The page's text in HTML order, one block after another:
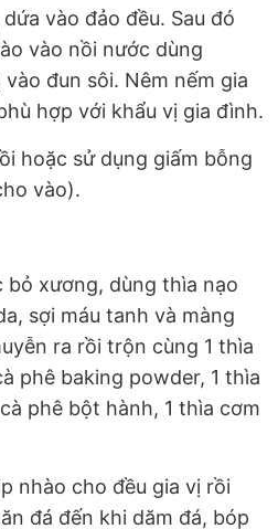
vào đảo đều. Sau đó
vào nồi nước dùng
đun sôi. Nêm nếm gia
hợp với khẩu vị gia đình.
hoặc sử dụng giấm bỗng
vào).
bỏ xương, dùng thìa nạo
sợi máu tanh và màng
ra rồi trộn cùng 1 thìa
phê baking powder, 1 thìa
phê bột hành, 1 thìa cơm
nhào cho đều gia vị rồi
đá đến khi dăm đá, bóp